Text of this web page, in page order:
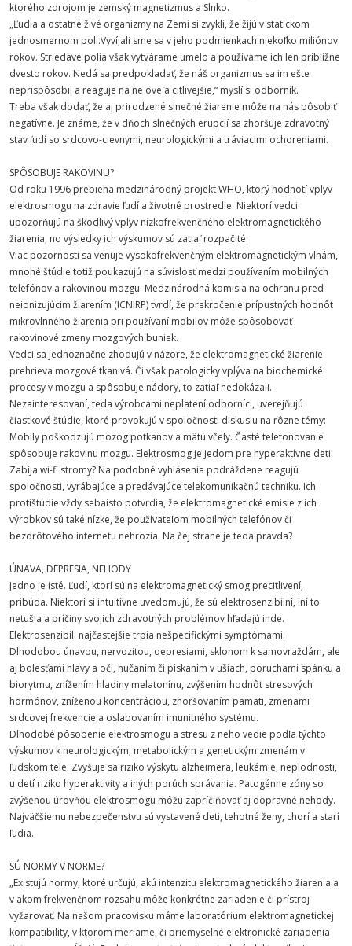
ktorého zdrojom je zemský magnetizmus a Slnko.
„Ľudia a ostatné živé organizmy na Zemi si zvykli, že žijú v statickom
jednosmernom poli.Vyvíjali sme sa v jeho podmienkach niekoľko miliónov
rokov. Striedavé polia však vytvárame umelo a používame ich len približne
dvesto rokov. Nedá sa predpokladať, že náš organizmus sa im ešte
neprispôsobil a reaguje na ne oveľa citlivejšie,“ myslí si odborník.
Treba však dodať, že aj prirodzené slnečné žiarenie môže na nás pôsobiť
negatívne. Je známe, že v dňoch slnečných erupcií sa zhoršuje zdravotný
stav ľudí so srdcovo-cievnymi, neurologickými a tráviacimi ochoreniami.
SPÔSOBUJE RAKOVINU?
Od roku 1996 prebieha medzinárodný projekt WHO, ktorý hodnotí vplyv
elektrosmogu na zdravie ľudí a životné prostredie. Niektorí vedci
upozorňujú na škodlivý vplyv nízkofrekvenčného elektromagnetického
žiarenia, no výsledky ich výskumov sú zatiaľ rozpačité.
Viac pozornosti sa venuje vysokofrekvenčným elektromagnetickým vlnám,
mnohé štúdie totiž poukazujú na súvislosť medzi používaním mobilných
telefónov a rakovinou mozgu. Medzinárodná komisia na ochranu pred
neionizujúcim žiarením (ICNIRP) tvrdí, že prekročenie prípustných hodnôt
mikrovlnného žiarenia pri používaní mobilov môže spôsobovať
rakovinové zmeny mozgových buniek.
Vedci sa jednoznačne zhodujú v názore, že elektromagnetické žiarenie
prehrieva mozgové tkanivá. Či však patologicky vplýva na biochemické
procesy v mozgu a spôsobuje nádory, to zatiaľ nedokázali.
Nezainteresovaní, teda výrobcami neplatení odborníci, uverejňujú
čiastkové štúdie, ktoré provokujú v spoločnosti diskusiu na rôzne témy:
Mobily poškodzujú mozog potkanov a mätú včely. Časté telefonovanie
spôsobuje rakovinu mozgu. Elektrosmog je jedom pre hyperaktívne deti.
Zabíja wi-fi stromy? Na podobné vyhlásenia podráždene reagujú
spoločnosti, vyrábajúce a predávajúce telekomunikačnú techniku. Ich
protištúdie vždy sebaisto potvrdia, že elektromagnetické emisie z ich
výrobkov sú také nízke, že používateľom mobilných telefónov či
bezdrôtového internetu nehrozia. Na čej strane je teda pravda?
ÚNAVA, DEPRESIA, NEHODY
Jedno je isté. Ľudí, ktorí sú na elektromagnetický smog precitlivení,
pribúda. Niektorí si intuitívne uvedomujú, že sú elektrosenzibilní, iní to
netušia a príčiny svojich zdravotných problémov hľadajú inde.
Elektrosenzibili najčastejšie trpia nešpecifickými symptómami.
Dlhodobou únavou, nervozitou, depresiami, sklonom k samovraždám, ale
aj bolesťami hlavy a očí, hučaním či pískaním v ušiach, poruchami spánku a
biorytmu, znížením hladiny melatonínu, zvýšením hodnôt stresových
hormónov, zníženou koncentráciou, zhoršovaním pamäti, zmenami
srdcovej frekvencie a oslabovaním imunitného systému.
Dlhodobé pôsobenie elektrosmogu a stresu z neho vedie podľa týchto
výskumov k neurologickým, metabolickým a genetickým zmenám v
ľudskom tele. Zvyšuje sa riziko výskytu alzheimera, leukémie, neplodnosti,
u detí riziko hyperaktivity a iných porúch správania. Patogénne zóny so
zvýšenou úrovňou elektrosmogu môžu zapríčiňovať aj dopravné nehody.
Najväčšiemu nebezpečenstvu sú vystavené deti, tehotné ženy, chorí a starí
ľudia.
SÚ NORMY V NORME?
„Existujú normy, ktoré určujú, akú intenzitu elektromagnetického žiarenia a
v akom frekvenčnom rozsahu môže konkrétne zariadenie či prístroj
vyžarovať. Na našom pracovisku máme laboratórium elektromagnetickej
kompatibility, v ktorom meriame, či priemyselné elektronické zariadenia